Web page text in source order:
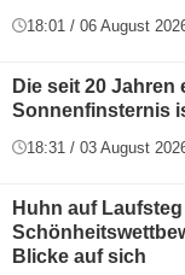
18:01 / 06 August
Die seit 20 Jahren
Sonnenfinsternis
18:31 / 03 August
Huhn auf
Blicke auf sich